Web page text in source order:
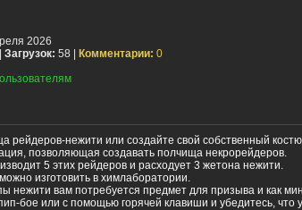
2026
Загрузок: 58 | Комментарии: 0
рейдеров-нежити или создайте свой собственный
позволяющая создавать полчища некрорейдеров.
5 этих рейдеров и расходует 3 жетона нежити.
изготовить в химлаборатории.
нежити вам потребуется предмет для призыва и как
бое или с помощью горячей клавиши и убедитесь, что